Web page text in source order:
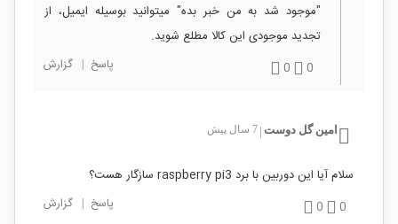
"موجود شد به من خبر بده" میتوانید بوسیله ایمیل، از
تجدید موجودی این کالا مطلع شوید.
0
0 پاسخ | گزارش
امين گل دوست 7 سال پیش
سلام آیا این دوربین با برد raspberry pi3 سازگار هست؟
0
0 پاسخ | گزارش